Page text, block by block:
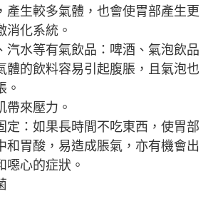
產生較多氣體，也會使胃部產生更
消化系統。
汽水等有氣飲品：啤酒、氣泡飲品
體的飲料容易引起腹脹，且氣泡也
。
帶來壓力。
定：如果長時間不吃東西，使胃部
和胃酸，易造成脹氣，亦有機會出
噁心的症狀。